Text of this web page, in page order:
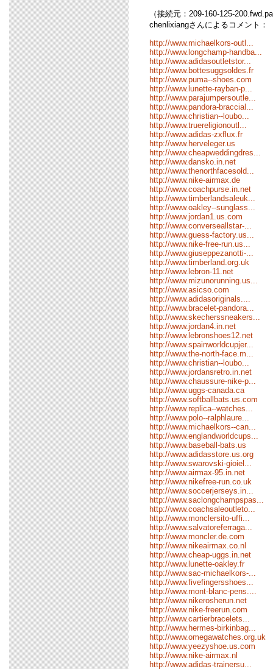
（接続元：209-160-125-
chenlixiangさんによるコメント：
http://www.michaelkors-outl...
http://www.longchamp-handba...
http://www.adidasoutletstor...
http://www.bottesuggsoldes.fr
http://www.puma--shoes.com
http://www.lunette-rayban-p...
http://www.parajumpersoutle...
http://www.pandora-braccial...
http://www.christian--loubo...
http://www.truereligionoutl...
http://www.adidas-zxflux.fr
http://www.herveleger.us
http://www.cheapweddingdres...
http://www.dansko.in.net
http://www.thenorthfacesold...
http://www.nike-airmax.de
http://www.coachpurse.in.net
http://www.timberlandsaleuk...
http://www.oakley--sunglass...
http://www.jordan1.us.com
http://www.converseallstar-...
http://www.guess-factory.us...
http://www.nike-free-run.us...
http://www.giuseppezanotti-...
http://www.timberland.org.uk
http://www.lebron-11.net
http://www.mizunorunning.us...
http://www.asicso.com
http://www.adidasoriginals....
http://www.bracelet-pandora...
http://www.skecherssneakers...
http://www.jordan4.in.net
http://www.lebronshoes12.net
http://www.spainworldcupjer...
http://www.the-north-face.m...
http://www.christian--loubo...
http://www.jordansretro.in.net
http://www.chaussure-nike-p...
http://www.uggs-canada.ca
http://www.softballbats.us.com
http://www.replica--watches...
http://www.polo--ralphlaure...
http://www.michaelkors--can...
http://www.englandworldcups...
http://www.baseball-bats.us
http://www.adidasstore.us.org
http://www.swarovski-gioiel...
http://www.airmax-95.in.net
http://www.nikefree-run.co.uk
http://www.soccerjerseys.in...
http://www.saclongchampspas...
http://www.coachsaleoutleto...
http://www.monclersito-uffi...
http://www.salvatoreferraga...
http://www.moncler.de.com
http://www.nikeairmax.co.nl
http://www.cheap-uggs.in.net
http://www.lunette-oakley.fr
http://www.sac-michaelkors-...
http://www.fivefingersshoes...
http://www.mont-blanc-pens....
http://www.nikerosherun.net
http://www.nike-freerun.com
http://www.cartierbracelets...
http://www.hermes-birkinbag...
http://www.omegawatches.org.uk
http://www.yeezyshoe.us.com
http://www.nike-airmax.nl
http://www.adidas-trainersu...